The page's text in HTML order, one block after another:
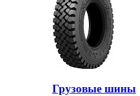
Грузовые шины